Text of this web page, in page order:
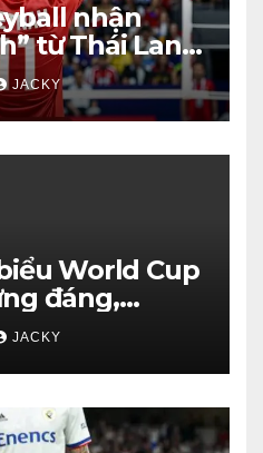
nhận
từ Thái Lan:
thua ngược 2-
JACKY
World Cup
đáng,
tích, Vozinha
JACKY